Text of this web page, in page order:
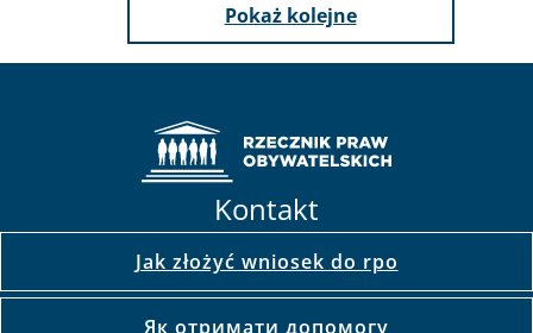
Pokaż kolejne
Kontakt
Jak złożyć wniosek do rpo
Як отримати допомогу